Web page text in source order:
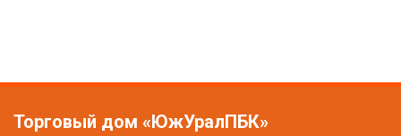
Торговый дом «ЮжУралПБК»